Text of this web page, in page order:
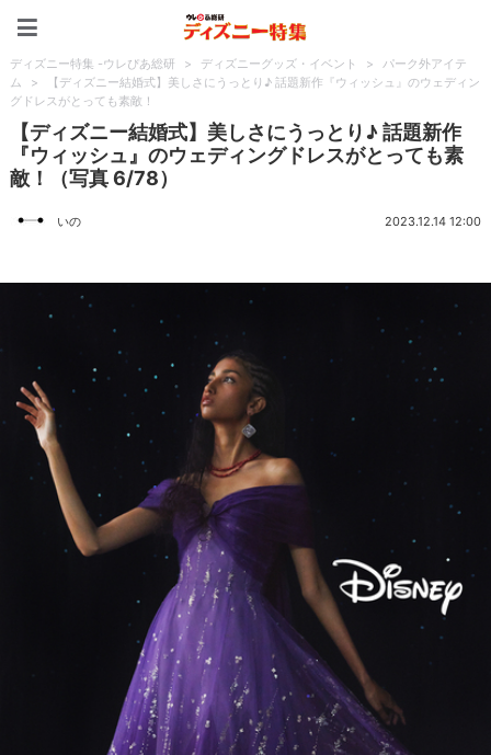
ディズニー特集 -ウレぴあ総研 > ディズニーグッズ・イベント >
パーク外アイテ
ム
>
【ディズニー結婚式】美しさにうっとり♪ 話題新作『ウィッシュ』のウェディン
グドレスがとっても素敵！
【ディズニー結婚式】美しさにうっとり♪ 話題新作
『ウィッシュ』のウェディングドレスがとっても素
敵！（写真 6/78）
いの 2023.12.14 12:00